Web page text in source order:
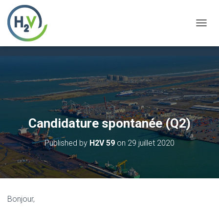
Candidature spontanée (Q2)
Published by H2V 59 on 29 juillet 2020
Bonjour,